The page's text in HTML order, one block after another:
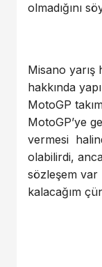
olmadığını
Misano
hakkında
MotoGP
MotoGP’ye
vermesi
olabilirdi,
sözleşem var
kalacağım